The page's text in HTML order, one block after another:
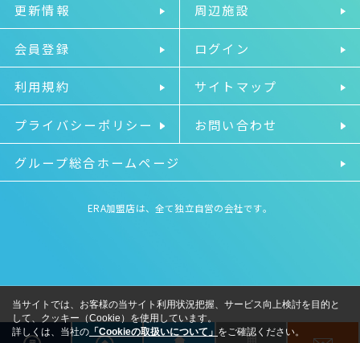
更新情報 周辺施設
会員登録 ログイン
利用規約 サイトマップ
プライバシーポリシー お問い合わせ
グループ総合ホームページ
ERA加盟店は、全て独立自営の会社です。
当サイトでは、お客様の当サイト利用状況把握、サービス向上検討を目的と
して、クッキー（Cookie）を使用しています。
詳しくは、当社の 「Cookieの取扱いについて」 をご確認ください。